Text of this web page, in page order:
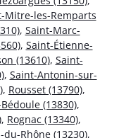
Mitre-les-Remparts
, Saint-Marc-
, Saint-Étienne-
(13610), Saint-
, Saint-Antonin-sur-
, Rousset (13790),
(13830),
, Rognac (13340),
Rhône (13230),